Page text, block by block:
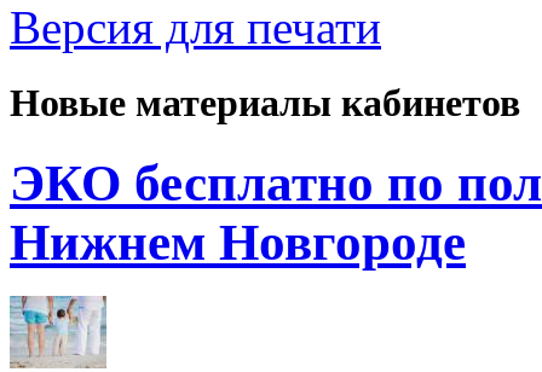
Версия для печати
Новые материалы кабинетов
ЭКО бесплатно по
Нижнем Новгороде